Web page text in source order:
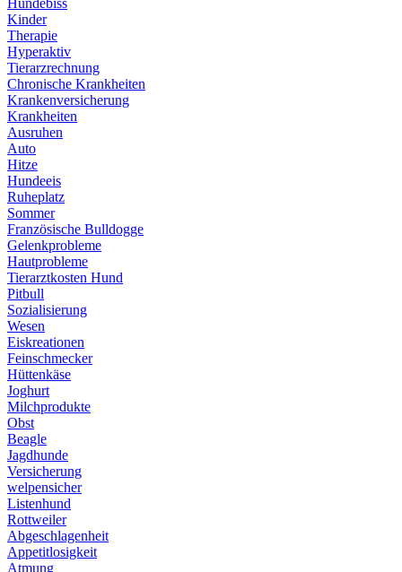
Hundebiss
Kinder
Therapie
Hyperaktiv
Tierarzrechnung
Chronische Krankheiten
Krankenversicherung
Krankheiten
Ausruhen
Auto
Hitze
Hundeeis
Ruheplatz
Sommer
Französische Bulldogge
Gelenkprobleme
Hautprobleme
Tierarztkosten Hund
Pitbull
Sozialisierung
Wesen
Eiskreationen
Feinschmecker
Hüttenkäse
Joghurt
Milchprodukte
Obst
Beagle
Jagdhunde
Versicherung
welpensicher
Listenhund
Rottweiler
Abgeschlagenheit
Appetitlosigkeit
Atmung